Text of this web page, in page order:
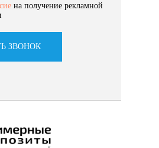
на получение рекламной
ЗВОНОК